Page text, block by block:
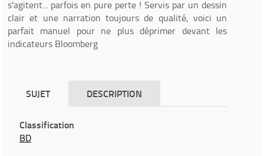
s'agitent... parfois en pure perte ! Servis par un dessin
clair et une narration toujours de qualité, voici un
parfait manuel pour ne plus déprimer devant les
indicateurs Bloomberg
SUJET DESCRIPTION
Classification
BD